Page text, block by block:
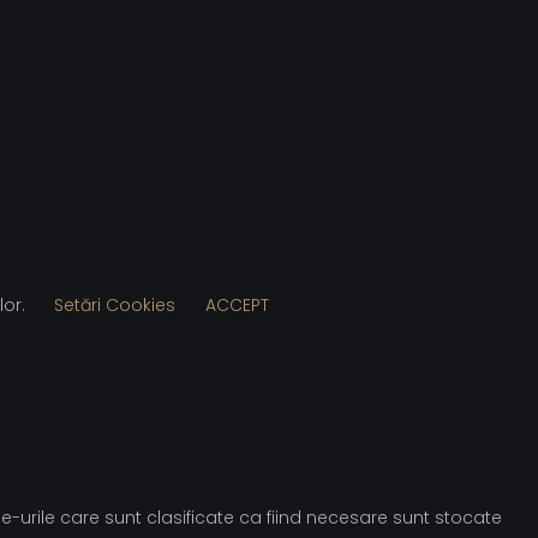
Setări Cookies ACCEPT
urile care sunt clasificate ca fiind necesare sunt stocate